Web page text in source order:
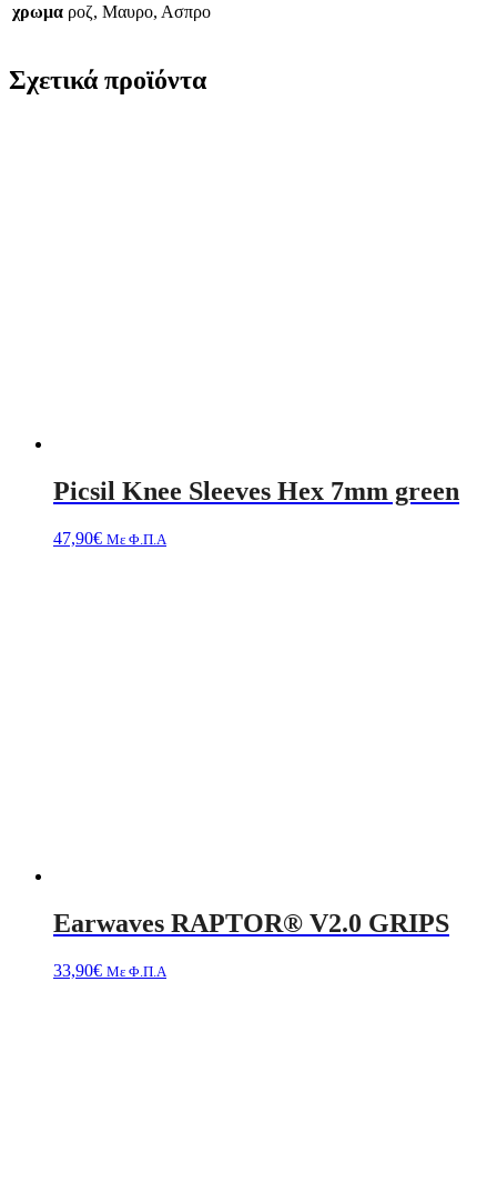
χρωμα ροζ, Μαυρο, Ασπρο
Σχετικά προϊόντα
Picsil Knee Sleeves Hex 7mm green
47,90€ Με Φ.Π.Α
Earwaves RAPTOR® V2.0 GRIPS
33,90€ Με Φ.Π.Α